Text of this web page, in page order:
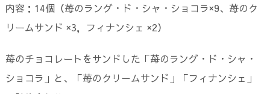
内容：14個（苺のラング・ド・シャ・ショコラ×9、苺のク
リームサンド ×3，フィナンシェ ×2）
苺のチョコレートをサンドした「苺のラング・ド・シャ・
ショコラ」と、「苺のクリームサンド」「フィナンシェ」